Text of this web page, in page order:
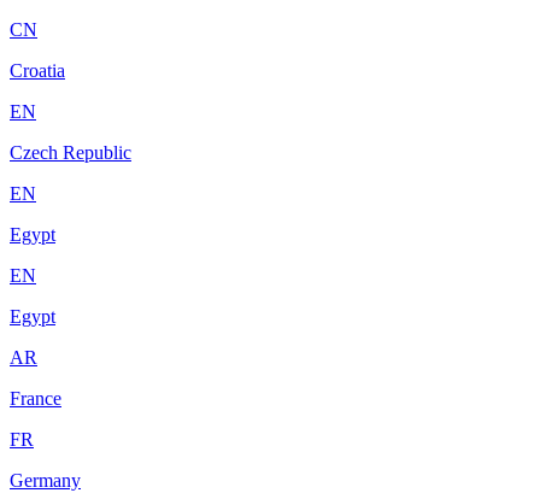
CN
Croatia
EN
Czech Republic
EN
Egypt
EN
Egypt
AR
France
FR
Germany